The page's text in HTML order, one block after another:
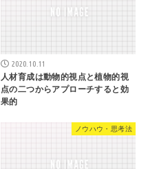
2020.10.11
人材育成は動物的視点と植物的視
点の二つからアプローチすると効
果的
ノウハウ・思考法